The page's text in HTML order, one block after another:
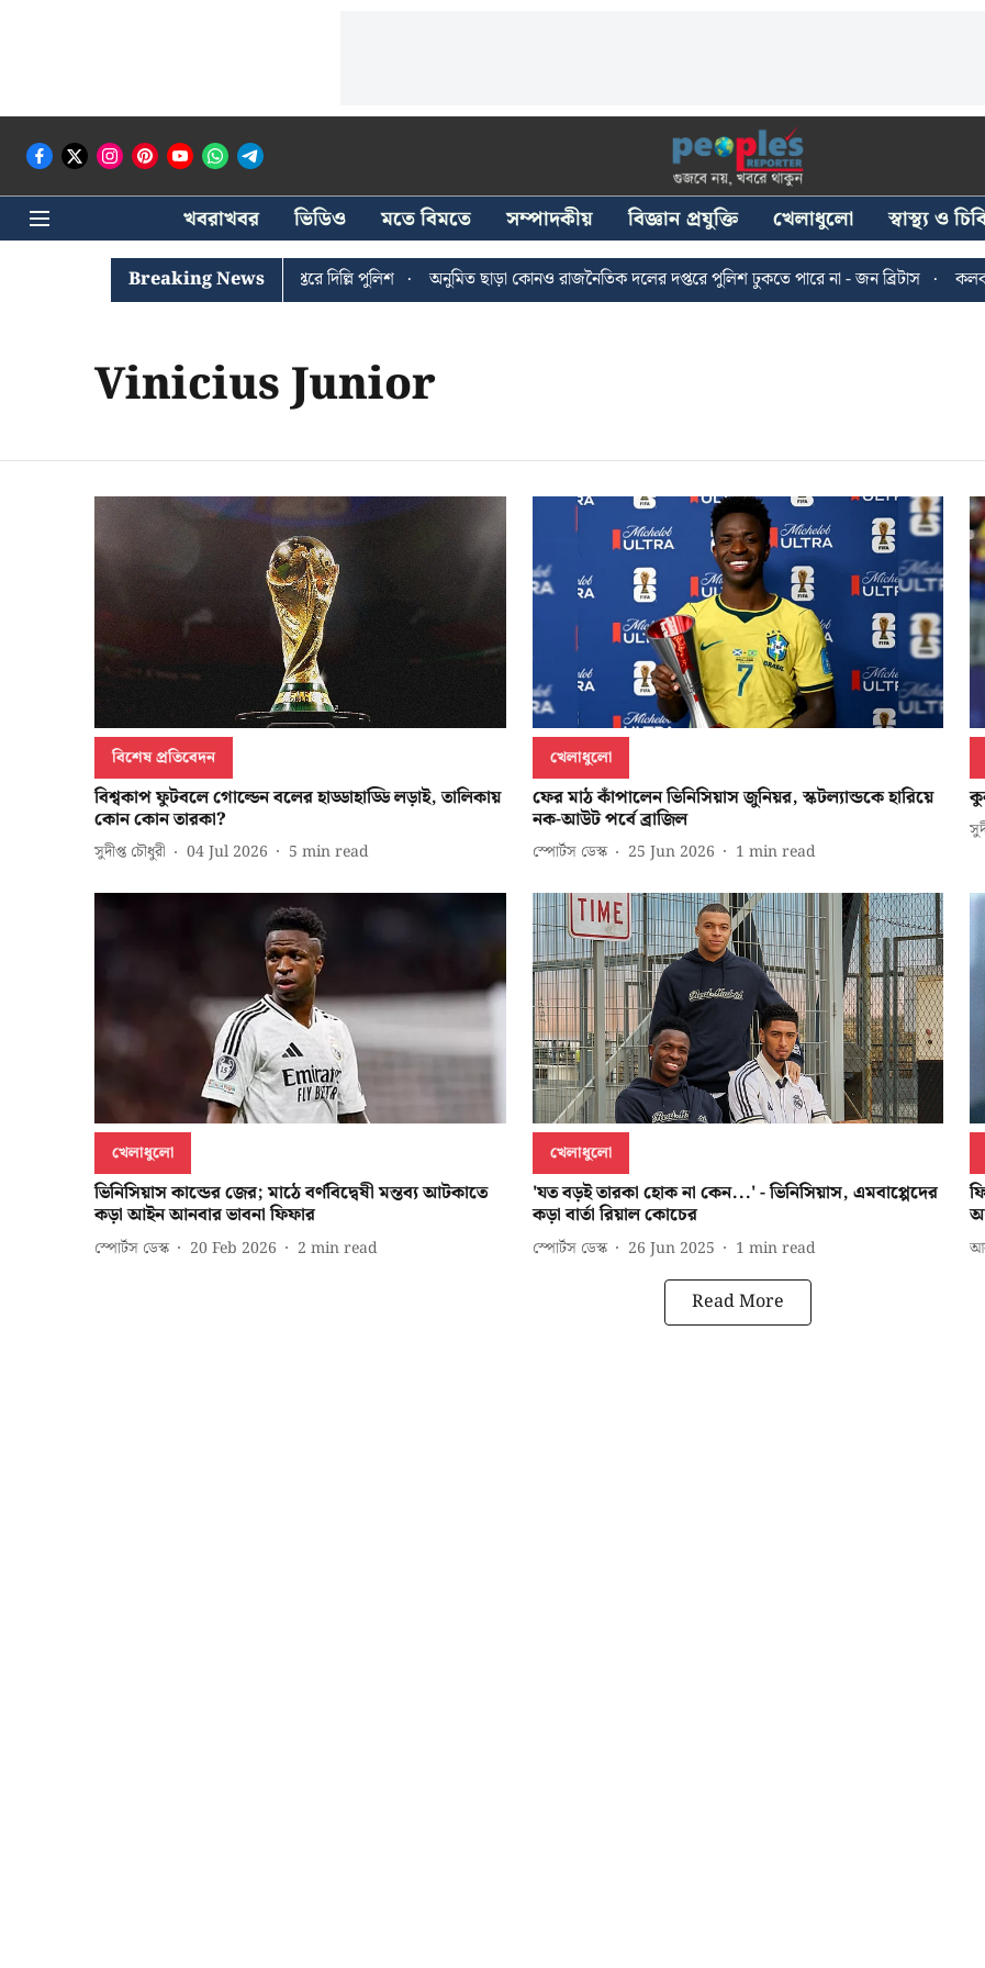
খবরাখবর ভিডিও মতে বিমতে সম্পাদকীয় বিজ্ঞান প্রযুক্তি খেলাধুলো স্বাস্থ্য ও
Breaking News
ঐশী ঘোষের খোঁজে সিপিআইএম সদর দপ্তরে দিল্লি পুলিশ অনুমিত ছাড়া কোনও রাজনৈতিক দলের দপ্তরে পুলিশ ঢুকতে পারে না - জন ব্রিটাস
Vinicius Junior
বিশেষ প্রতিবেদন
বিশ্বকাপ ফুটবলে গোল্ডেন বলের হাড্ডাহাড্ডি লড়াই, তালিকায়
কোন কোন তারকা?
সুদীপ্ত চৌধুরী 04 Jul 2026 5 min read
খেলাধুলো
ফের মাঠ কাঁপালেন ভিনিসিয়াস জুনিয়র, স্কটল্যান্ডকে হারিয়ে
নক-আউট পর্বে ব্রাজিল
স্পোর্টস ডেস্ক 25 Jun 2026 1 min read
খেলাধুলো
ভিনিসিয়াস কান্ডের জের; মাঠে বর্ণবিদ্বেষী মন্তব্য আটকাতে
কড়া আইন আনবার ভাবনা ফিফার
স্পোর্টস ডেস্ক 20 Feb 2026 2 min read
খেলাধুলো
'যত বড়ই তারকা হোক না কেন...' - ভিনিসিয়াস, এমবাপ্পেদের
কড়া বার্তা রিয়াল কোচের
স্পোর্টস ডেস্ক 26 Jun 2025 1 min read
Read More